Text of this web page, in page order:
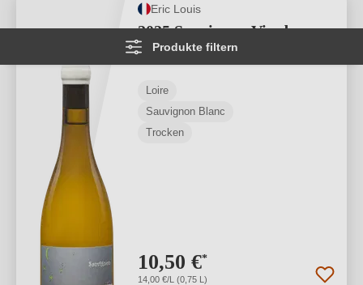
Produkte filtern
Eric Louis
2025 Sauvignon Vin de
France Eric Louis
Loire
Sauvignon Blanc
Trocken
10,50 €*
14,00 €/L (0,75 L)